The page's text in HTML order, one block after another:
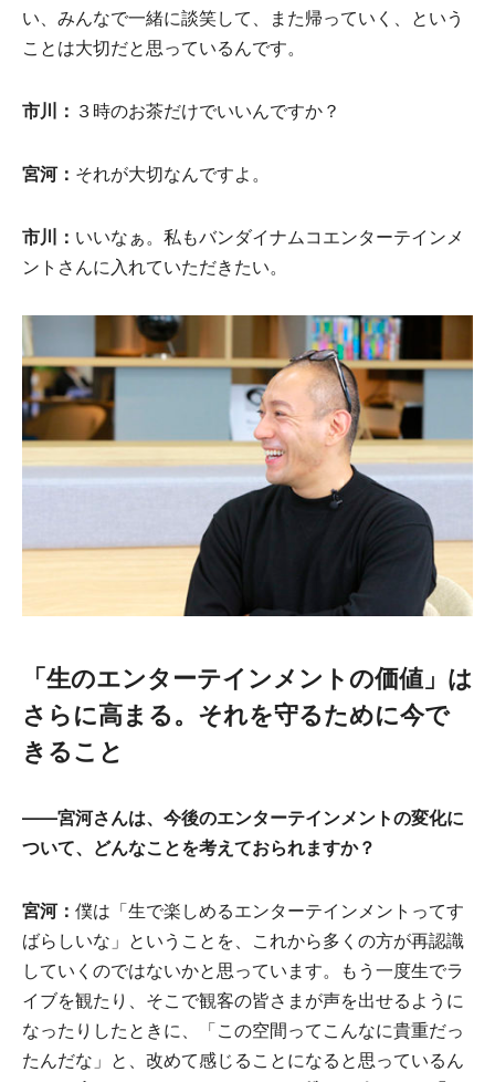
い、みんなで一緒に談笑して、また帰っていく、という
ことは大切だと思っているんです。
市川： ３時のお茶だけでいいんですか？
宮河： それが大切なんですよ。
市川： いいなぁ。私もバンダイナムコエンターテインメ
ントさんに入れていただきたい。
「生のエンターテインメントの価値」は
さらに高まる。それを守るために今で
きること
――宮河さんは、今後のエンターテインメントの変化に
ついて、どんなことを考えておられますか？
宮河： 僕は「生で楽しめるエンターテインメントってす
ばらしいな」ということを、これから多くの方が再認識
していくのではないかと思っています。もう一度生でラ
イブを観たり、そこで観客の皆さまが声を出せるように
なったりしたときに、「この空間ってこんなに貴重だっ
たんだな」と、改めて感じることになると思っているん